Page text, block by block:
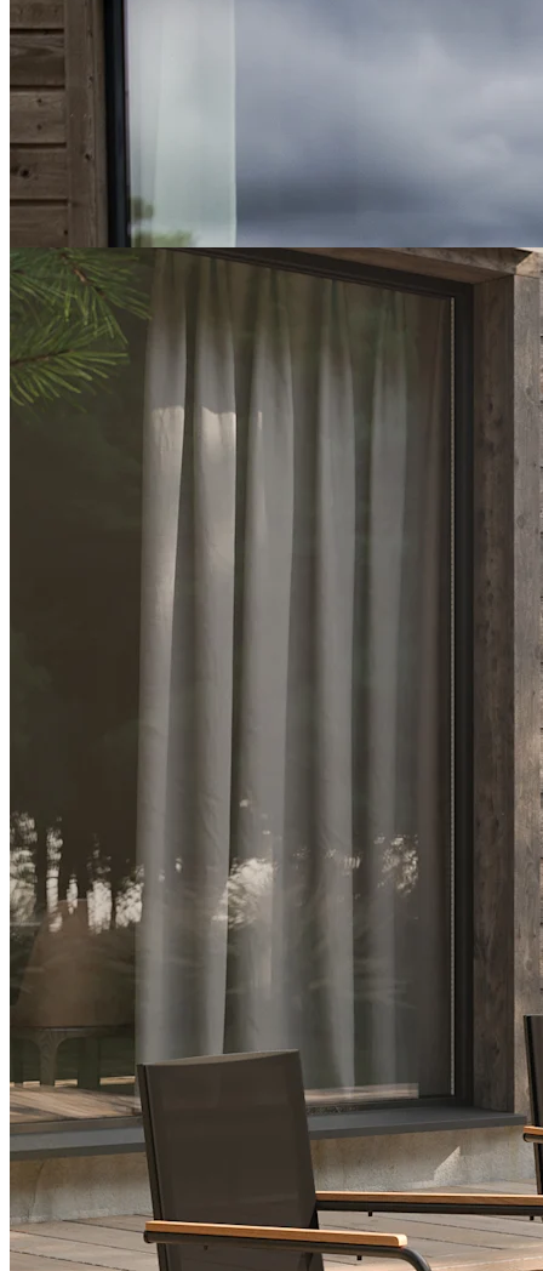
Mexico - Venture Design
På billedet ved siden af ​​ses en spisegruppe i hvidt med navnet
Mexico fra Venture Design. Mærket arbejder med moderne
indendørs møbler men laver også rigtig gode udendørsmøbler.
Mexico-serien omfatter spiseborde, spisebordsstole og matchende
dagsenge.
Hönö & Resö - Udvalgt hjem
I sortimentet fra Selected Home finder du Hönö stolene og Resö
holdbarhed. For os er det vigtigt, at du skal kunne have glæde af
dine udendørsmøbler i mange år fremover, hvorfor vi vælger kvalitet
både i form, funktion og materialer. De udendørsmøbler du finder i
vores katalog kommer fra mærkerne Brafab, Grythyttan Stålmöbler,
Cane-line, Selected Home, Sunzo, Cinas, Venture Design og
Hillerstorp. Du finder endnu flere mærker i vores webshop.
Vær forsigtig med sædehøjden
Udemøblernes siddehøjde gør meget for følelsen. En spisestuestol
har ofte en højere siddehøjde sammenlignet med en loungesofa,
hvor du sidder mere afslappet. Nogle gange kan det være svært at
vælge mellem de forskellige typer udendørsmøbler, så i de senere år
er der dukket en ny kategori op, der hedder middagsloungen. Dette
udendørsmøbel kan bestå af både sofaer og lænestole, hvor
sædehøjden er lidt højere end en traditionel loungesofa. Formen er
også noget mere lige til at blive en kombination af en loungegruppe
og en spisegruppe. Middagsloungen er afslappet og behagelig, men
er perfekt til at spise i.